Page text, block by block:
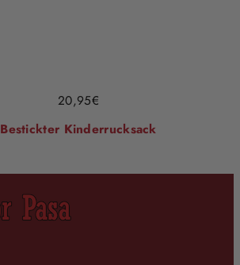
20,95€
Bestickter Kinderrucksack